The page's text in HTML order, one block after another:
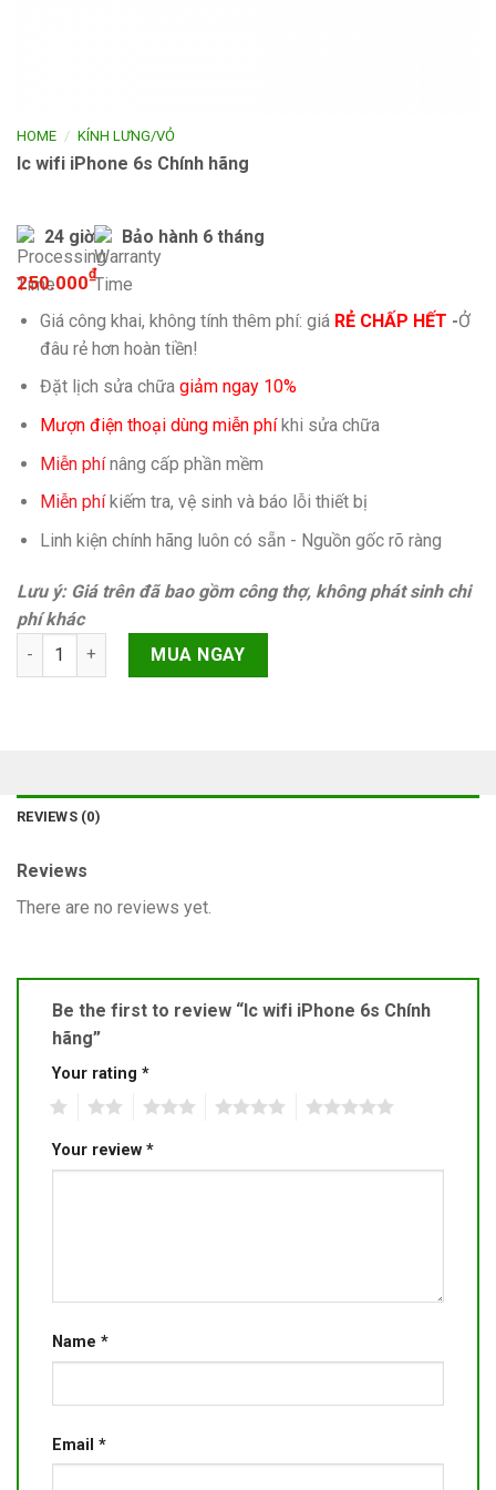
HOME / KÍNH LƯNG/VỎ
Ic wifi iPhone 6s Chính hãng
24 giờ Bảo hành 6 tháng
250.000₫
Giá công khai, không tính thêm phí: giá RẺ CHẤP HẾT -Ở
đâu rẻ hơn hoàn tiền!
Đặt lịch sửa chữa giảm ngay 10%
Mượn điện thoại dùng miễn phíkhi sửa chữa
Miễn phínâng cấp phần mềm
Miễn phíkiếm tra, vệ sinh và báo lỗi thiết bị
Linh kiện chính hãng luôn có sẵn - Nguồn gốc rõ ràng
Lưu ý: Giá trên đã bao gồm công thợ, không phát sinh chi
phí khác
Ic wifi iPhone 6s Chính hãng quantity
MUA NGAY
REVIEWS (0)
Reviews
There are no reviews yet.
Be the first to review “Ic wifi iPhone 6s Chính
hãng”
Your rating *
Your review *
Name *
Email *